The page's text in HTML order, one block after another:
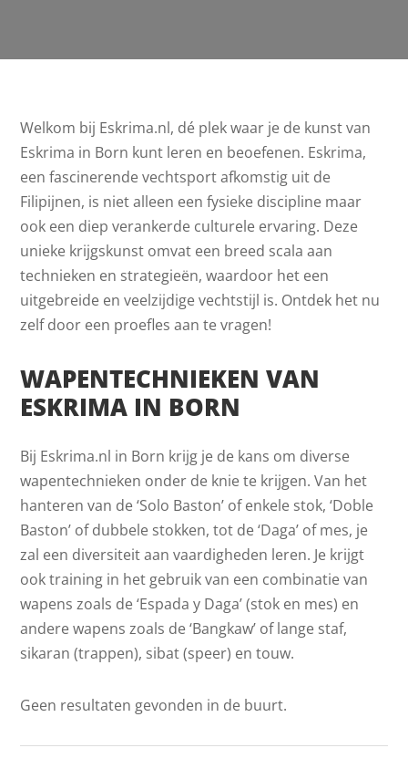
Welkom bij Eskrima.nl, dé plek waar je de kunst van
Eskrima in Born kunt leren en beoefenen. Eskrima,
een fascinerende vechtsport afkomstig uit de
Filipijnen, is niet alleen een fysieke discipline maar
ook een diep verankerde culturele ervaring. Deze
unieke krijgskunst omvat een breed scala aan
technieken en strategieën, waardoor het een
uitgebreide en veelzijdige vechtstijl is. Ontdek het nu
zelf door een proefles aan te vragen!
WAPENTECHNIEKEN VAN
ESKRIMA IN BORN
Bij Eskrima.nl in Born krijg je de kans om diverse
wapentechnieken onder de knie te krijgen. Van het
hanteren van de ‘Solo Baston’ of enkele stok, ‘Doble
Baston’ of dubbele stokken, tot de ‘Daga’ of mes, je
zal een diversiteit aan vaardigheden leren. Je krijgt
ook training in het gebruik van een combinatie van
wapens zoals de ‘Espada y Daga’ (stok en mes) en
andere wapens zoals de ‘Bangkaw’ of lange staf,
sikaran (trappen), sibat (speer) en touw.
Geen resultaten gevonden in de buurt.